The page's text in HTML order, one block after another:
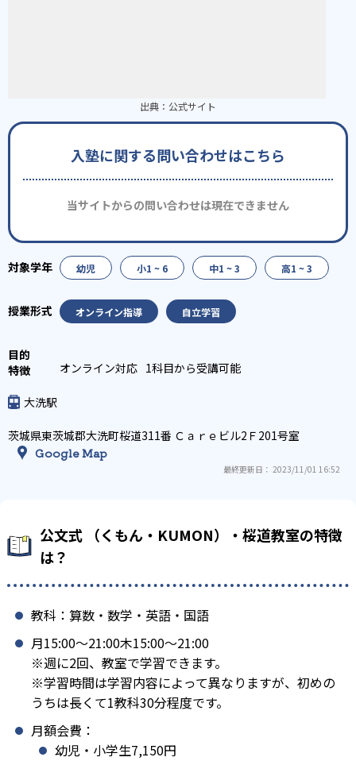
出典： 公式サイト
入塾に関する問い合わせはこちら
当サイトからの問い合わせは現在できません
幼児 小1 ~ 6 中1 ~ 3 高1 ~ 3
オンライン指導 自立学習
オンライン対応 1科目から受講可能
大洗駅
茨城県東茨城郡大洗町桜道311番 Ｃａｒｅビル2Ｆ201号室
Google Map
最終更新日： 2023/11/01 16:52
公文式 （くもん・KUMON）・桜道教室の特徴
は？
教科：算数・数学・英語・国語
月15:00〜21:00木15:00〜21:00
※週に2回、教室で学習できます。
※学習時間は学習内容によって異なりますが、初めの
うちは長くて1教科30分程度です。
月額会費：
幼児・小学生7,150円